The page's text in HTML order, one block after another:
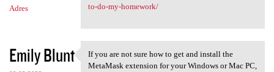
Adres
to-do-my-homework/
Emily Blunt If you are not sure how to
If you are not sure how to get and install the
MetaMask extension for your Windows or Mac PC,